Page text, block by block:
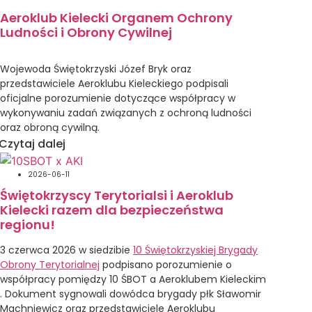
Głównym celem obozu jest wdrażanie optymalnych
bezpieczeństwo w przelotach szybowcowych,
a w szczególności wspólne poszukiwanie optymalnej
formuły rywalizacji w trakcie lotów wyczynowych
i zawodniczych, w coraz bardziej skomplikowanym
środowisku przestrzennym.
Ponadto ważnym celem naszego obozu jest również
aktywizacja środowiska pilotów szybowcowych
Aeroklubu Kieleckiego, popularyzacja szybownictwa,
a także promowani regionu Świętokrzyskiego dla
zaproszonych gości.
Program obozu
Codzienne odprawy meteorologiczne oraz
sytuacyjne, związane z dostępną przestrzenią
powietrzną. Odprawy dla pilotów będą
nastawione na zwiększanie ich świadomości
Aeroklub Kielecki Organem Ochrony
Ludności i Obrony Cywilnej
Wojewoda Świętokrzyski Józef Bryk oraz
przedstawiciele Aeroklubu Kieleckiego podpisali
oficjalne porozumienie dotyczące współpracy w
wykonywaniu zadań związanych z ochroną ludności
oraz obroną cywilną.
Podpisany dokument precyzyjnie określa zasady oraz
ramy współdziałania obu stron na wypadek
wystąpienia różnego rodzaju zagrożeń kryzysowych.
Głównym założeniem zawartego porozumienia jest
wspieranie przez Aeroklub Kielecki działań
państwowych systemów ratowniczych, a także
potencjalnych katastrof lub klęsk żywiołowych.
Istotnym elementem umowy jest również wspólne
upowszechnianie wiedzy, kompetencji oraz
umiejętności lotniczych na rzecz podnoszenia
dalej
2026-06-11
Świętokrzyscy Terytorialsi i Aeroklub
Kielecki razem dla bezpieczeństwa
regionu!
3 czerwca 2026 w siedzibie 10 Świętokrzyskiej Brygady
Obrony Terytorialnej podpisano porozumienie o
współpracy pomiędzy 10 ŚBOT a Aeroklubem Kieleckim
. Dokument sygnowali dowódca brygady płk Sławomir
Machniewicz oraz przedstawiciele Aeroklubu